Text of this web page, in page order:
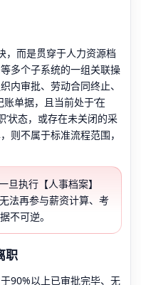
，而是贯穿于人力资源档
多个子系统的一组关联操
内审批、劳动合同终止、
单据，且当前处于‘在
’状态，或存在未关闭的采
则不属于标准流程范围，
旦执行【人事档案】
法再参与薪资计算、考
不可逆。
职
90%以上已审批完毕、无